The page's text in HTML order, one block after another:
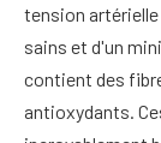
tension artérielle
sains et d'un
contient des
antioxydants.